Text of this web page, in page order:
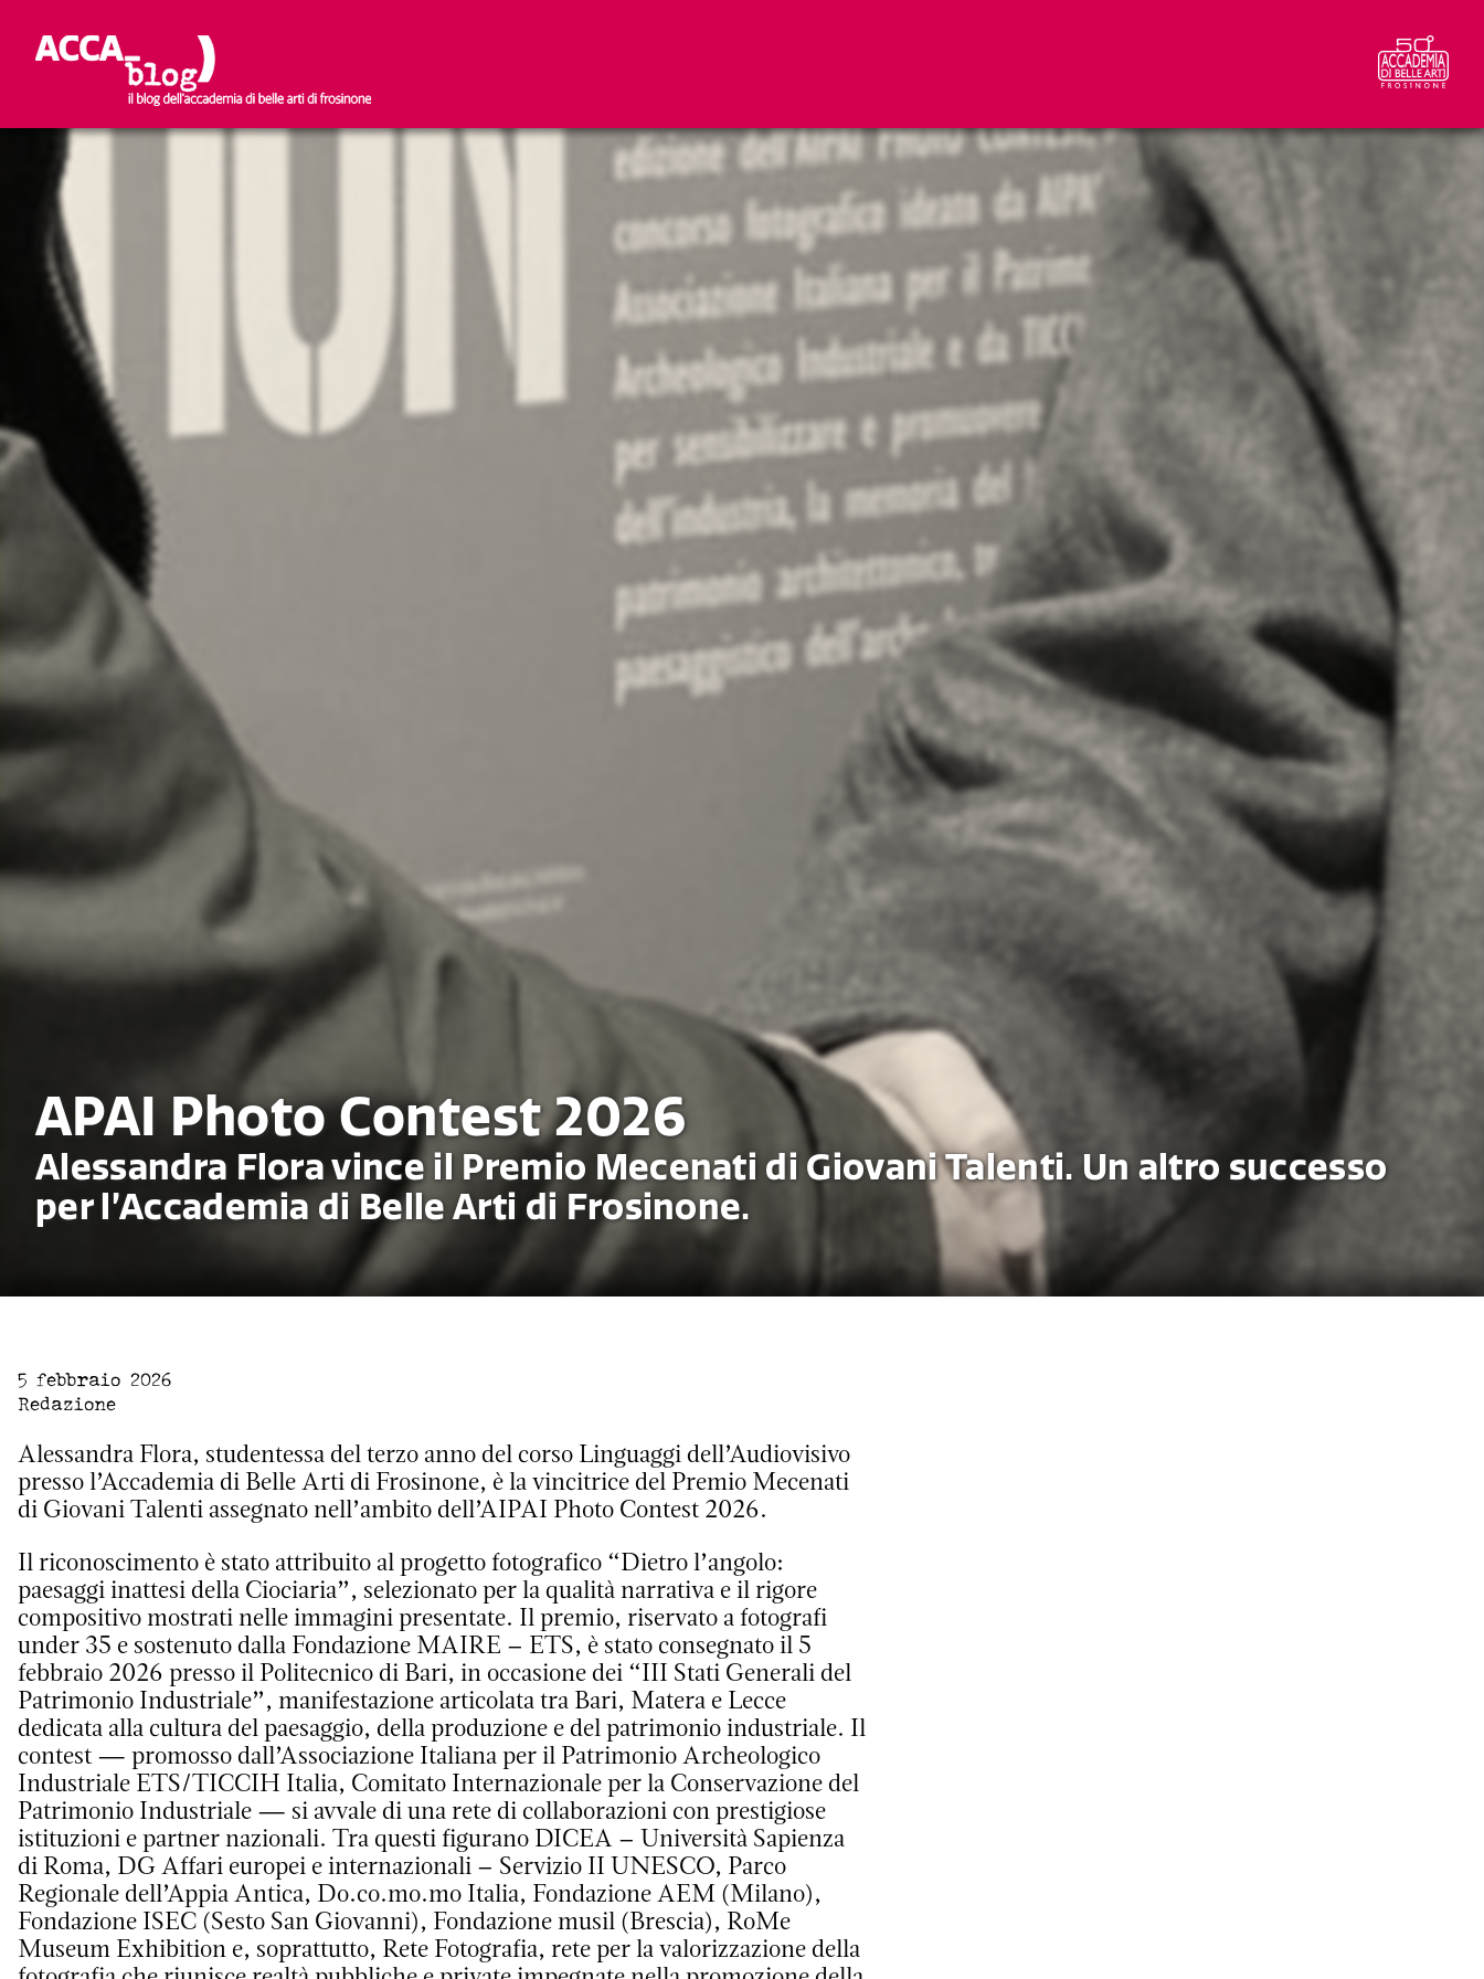
APAI Photo Contest 2026
Alessandra Flora vince il Premio Mecenati di Giovani Talenti. Un altro successo
per l’Accademia di Belle Arti di Frosinone.
5 febbraio 2026
Redazione
Alessandra Flora, studentessa del terzo anno del corso Linguaggi dell’Audiovisivo
presso l’Accademia di Belle Arti di Frosinone, è la vincitrice del Premio Mecenati
di Giovani Talenti assegnato nell’ambito dell’AIPAI Photo Contest 2026.
Il riconoscimento è stato attribuito al progetto fotografico “Dietro l’angolo:
paesaggi inattesi della Ciociaria”, selezionato per la qualità narrativa e il rigore
compositivo mostrati nelle immagini presentate. Il premio, riservato a fotografi
under 35 e sostenuto dalla Fondazione MAIRE – ETS, è stato consegnato il 5
febbraio 2026 presso il Politecnico di Bari, in occasione dei “III Stati Generali del
Patrimonio Industriale”, manifestazione articolata tra Bari, Matera e Lecce
dedicata alla cultura del paesaggio, della produzione e del patrimonio industriale. Il
contest — promosso dall’Associazione Italiana per il Patrimonio Archeologico
Industriale ETS/TICCIH Italia, Comitato Internazionale per la Conservazione del
Patrimonio Industriale — si avvale di una rete di collaborazioni con prestigiose
istituzioni e partner nazionali. Tra questi figurano DICEA – Università Sapienza
di Roma, DG Affari europei e internazionali – Servizio II UNESCO, Parco
Regionale dell’Appia Antica, Do.co.mo.mo Italia, Fondazione AEM (Milano),
Fondazione ISEC (Sesto San Giovanni), Fondazione musil (Brescia), RoMe
Museum Exhibition e, soprattutto, Rete Fotografia, rete per la valorizzazione della